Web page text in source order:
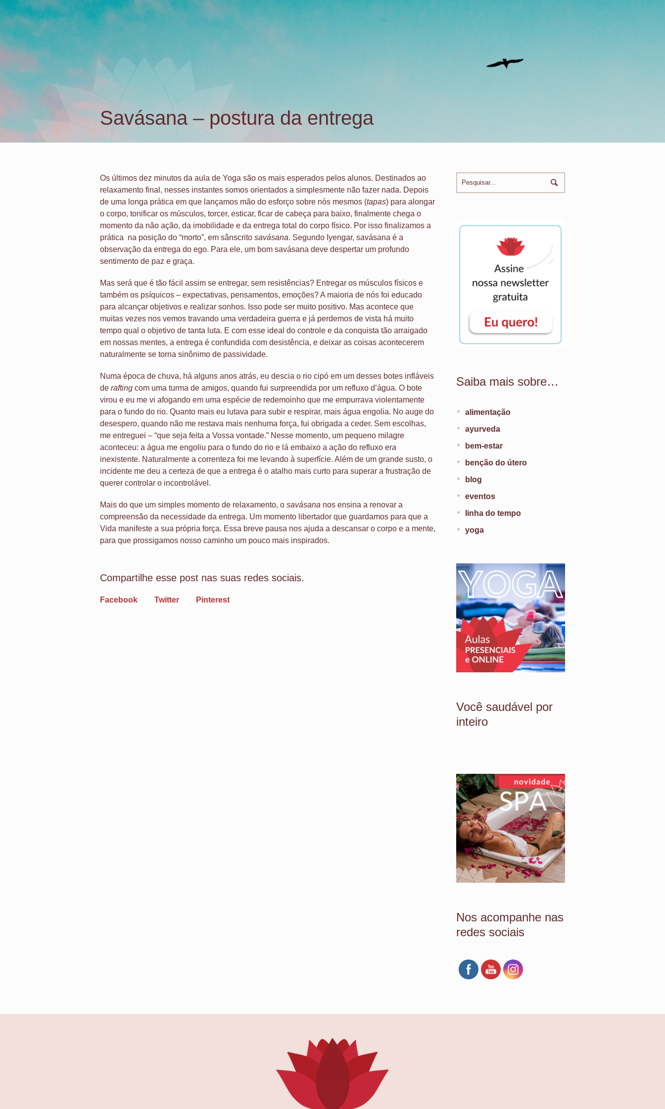
Estamos em Lagoa Santa/MG | Whats app 31 9.7576-9706
Savásana – postura da entrega
Os últimos dez minutos da aula de Yoga são os mais esperados pelos alunos. Destinados ao
relaxamento final, nesses instantes somos orientados a simplesmente não fazer nada. Depois
de uma longa prática em que lançamos mão do esforço sobre nós mesmos (tapas) para alongar
o corpo, tonificar os músculos, torcer, esticar, ficar de cabeça para baixo, finalmente chega o
momento da não ação, da imobilidade e da entrega total do corpo físico. Por isso finalizamos a
prática na posição do “morto”, em sânscrito savásana. Segundo Iyengar, savásana é a
observação da entrega do ego. Para ele, um bom savásana deve despertar um profundo
sentimento de paz e graça.
Mas será que é tão fácil assim se entregar, sem resistências? Entregar os músculos físicos e
também os psíquicos – expectativas, pensamentos, emoções? A maioria de nós foi educado
para alcançar objetivos e realizar sonhos. Isso pode ser muito positivo. Mas acontece que
muitas vezes nos vemos travando uma verdadeira guerra e já perdemos de vista há muito
tempo qual o objetivo de tanta luta. E com esse ideal do controle e da conquista tão arraigado
em nossas mentes, a entrega é confundida com desistência, e deixar as coisas acontecerem
naturalmente se torna sinônimo de passividade.
Numa época de chuva, há alguns anos atrás, eu descia o rio cipó em um desses botes infláveis
de rafting com uma turma de amigos, quando fui surpreendida por um refluxo d’água. O bote
virou e eu me vi afogando em uma espécie de redemoinho que me empurrava violentamente
para o fundo do rio. Quanto mais eu lutava para subir e respirar, mais água engolia. No auge do
desespero, quando não me restava mais nenhuma força, fui obrigada a ceder. Sem escolhas,
me entreguei – “que seja feita a Vossa vontade.” Nesse momento, um pequeno milagre
aconteceu: a água me engoliu para o fundo do rio e lá embaixo a ação do refluxo era
inexistente. Naturalmente a correnteza foi me levando à superfície. Além de um grande susto, o
incidente me deu a certeza de que a entrega é o atalho mais curto para superar a frustração de
querer controlar o incontrolável.
Mais do que um simples momento de relaxamento, o savásana nos ensina a renovar a
compreensão da necessidade da entrega. Um momento libertador que guardamos para que a
Vida manifeste a sua própria força. Essa breve pausa nos ajuda a descansar o corpo e a mente,
para que prossigamos nosso caminho um pouco mais inspirados.
Compartilhe esse post nas suas redes sociais.
Facebook Twitter Pinterest
Saiba mais sobre…
alimentação
ayurveda
bem-estar
benção do útero
blog
eventos
linha do tempo
yoga
Você saudável por
inteiro
Nos acompanhe nas
redes sociais